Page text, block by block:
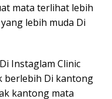
mata terlihat lebih
lebih muda Di
Instaglam Clinic
berlebih Di kantong
kantong mata